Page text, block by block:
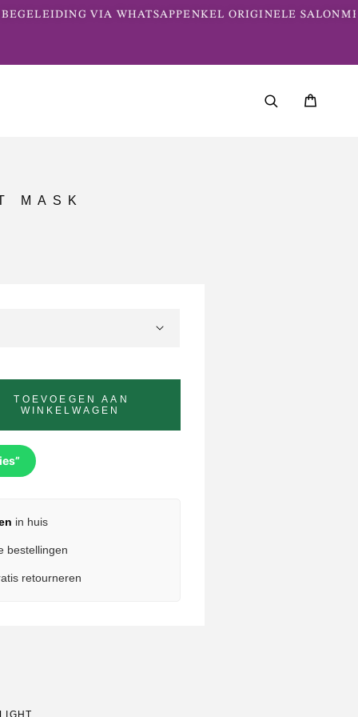
VIA WHATSAPPENKEL ORIGINELE
MASK
TOEVOEGEN AAN
WINKELWAGEN
in huis
bestellingen
retourneren